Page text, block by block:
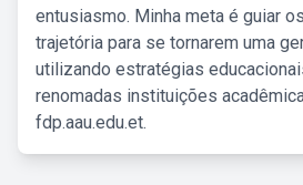
entusiasmo. Minha meta é guiar
trajetória para se tornarem uma
utilizando estratégias
renomadas instituições
fdp.aau.edu.et.